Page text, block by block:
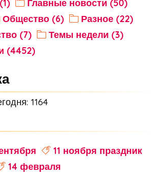
Главные новости (50)
Общество (6)
Разное (22)
(7)
Темы недели (3)
(4452)
1164
11 ноября праздник
14 февраля